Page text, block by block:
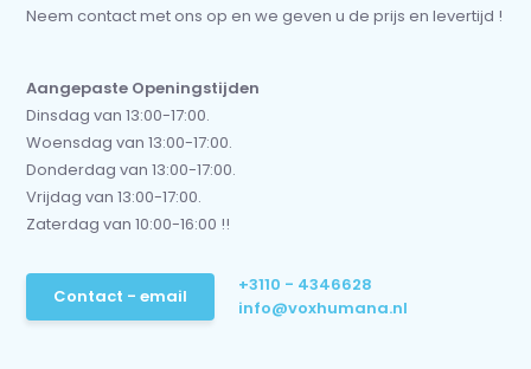
Neem contact met ons op en we geven u de prijs en levertijd !
Aangepaste Openingstijden
Dinsdag van 13:00-17:00.
Woensdag van 13:00-17:00.
Donderdag van 13:00-17:00.
Vrijdag van 13:00-17:00.
Zaterdag van 10:00-16:00 !!
Contact - email
+3110 - 4346628
info@voxhumana.nl